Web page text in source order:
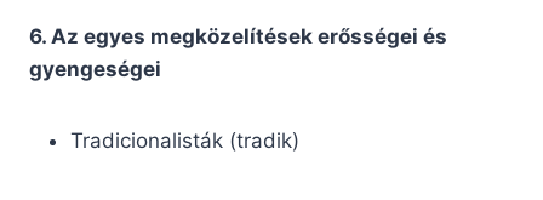
6. Az egyes megközelítések erősségei és
gyengeségei
Tradicionalisták (tradik)